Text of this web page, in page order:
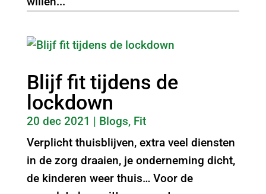
Blijf fit tijdens de
lockdown
20 dec 2021 | Blogs, Fit
Verplicht thuisblijven, extra veel diensten
in de zorg draaien, je onderneming dicht,
de kinderen weer thuis… Voor de